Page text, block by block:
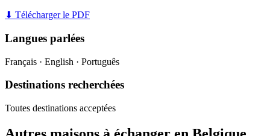
⬇ Télécharger le PDF
Langues parlées
Français · English · Português
Destinations recherchées
Toutes destinations acceptées